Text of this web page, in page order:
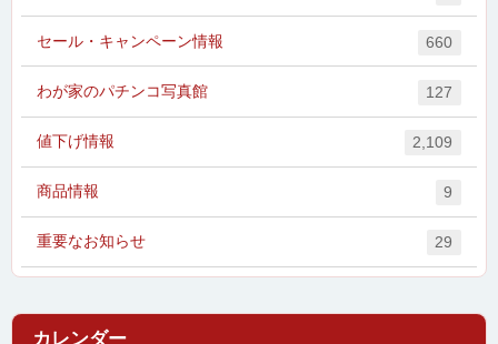
セール・キャンペーン情報 660
わが家のパチンコ写真館 127
値下げ情報 2,109
商品情報 9
重要なお知らせ 29